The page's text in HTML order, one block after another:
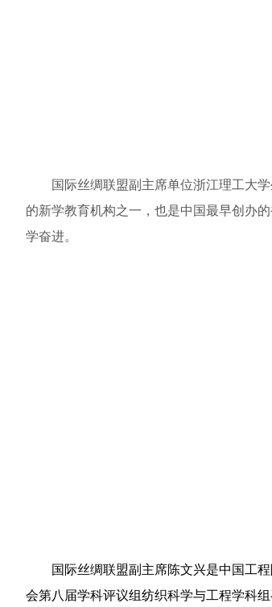
国际丝绸联盟副主席单位浙江理工大
的新学教育机构之一，也是中国最早创办
学奋进。
国际丝绸联盟副主席陈文兴是中国工
会第八届学科评议组纺织科学与工程学科